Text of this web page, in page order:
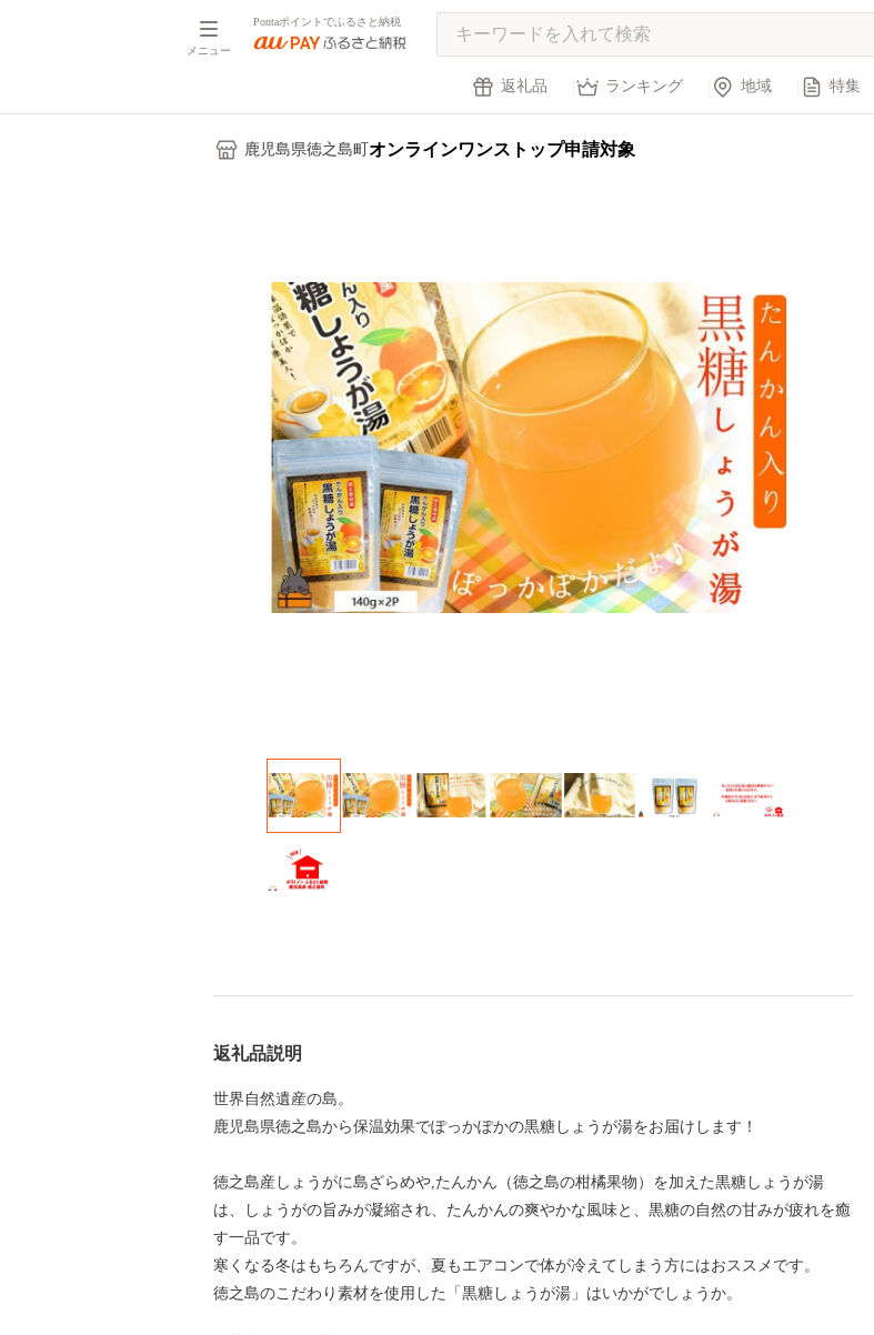
メニュー
Pontaポイントでふるさと納税
返礼品 ランキング 地域 特集
鹿児島県徳之島町 オンラインワンストップ申請対象
返礼品説明
世界自然遺産の島。
鹿児島県徳之島から保温効果でぽっかぽかの黒糖しょうが湯をお届けします！
徳之島産しょうがに島ざらめや,たんかん（徳之島の柑橘果物）を加えた黒糖しょうが湯
は、しょうがの旨みが凝縮され、たんかんの爽やかな風味と、黒糖の自然の甘みが疲れを癒
す一品です。
寒くなる冬はもちろんですが、夏もエアコンで体が冷えてしまう方にはおススメです。
徳之島のこだわり素材を使用した「黒糖しょうが湯」はいかがでしょうか。